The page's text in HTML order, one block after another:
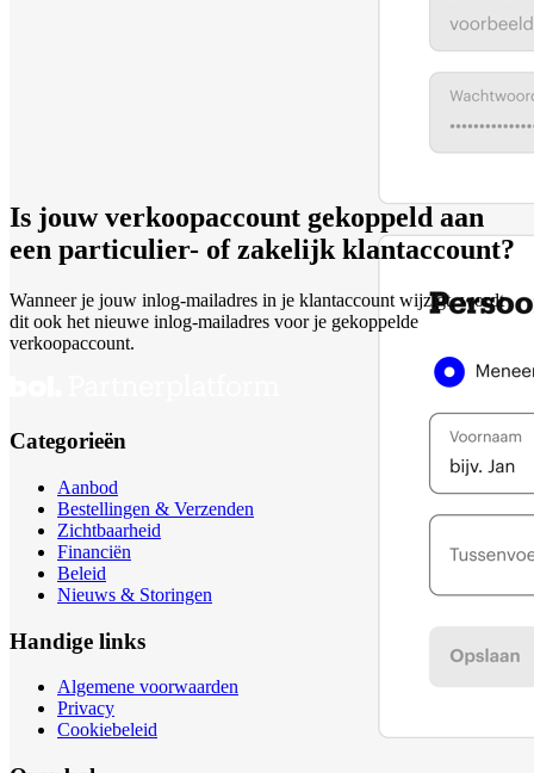
Is jouw verkoopaccount gekoppeld aan
een particulier- of zakelijk klantaccount?
Wanneer je jouw inlog-mailadres in je klantaccount wijzigt, wordt
dit ook het nieuwe inlog-mailadres voor je gekoppelde
verkoopaccount.
Categorieën
Aanbod
Bestellingen & Verzenden
Zichtbaarheid
Financiën
Beleid
Nieuws & Storingen
Handige links
Algemene voorwaarden
Privacy
Cookiebeleid